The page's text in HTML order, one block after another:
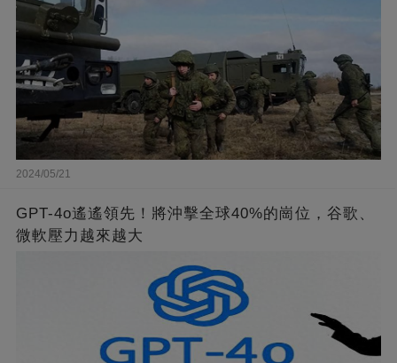
2024/05/21
GPT-4o遙遙領先！將沖擊全球40%的崗位，谷歌、
微軟壓力越來越大